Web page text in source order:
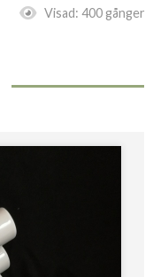
Visad: 400 gånger